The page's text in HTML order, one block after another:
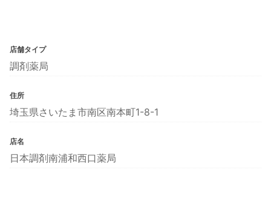
店舗タイプ
調剤薬局
住所
埼玉県さいたま市南区南本町1-8-1
店名
日本調剤南浦和西口薬局